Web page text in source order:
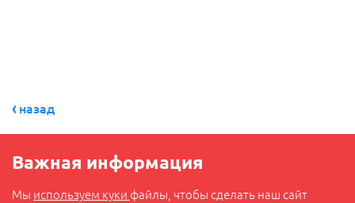
назад
Важная информация
Мы используем куки файлы, чтобы сделать наш сайт